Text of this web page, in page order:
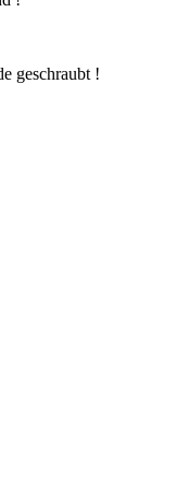
geschraubt !